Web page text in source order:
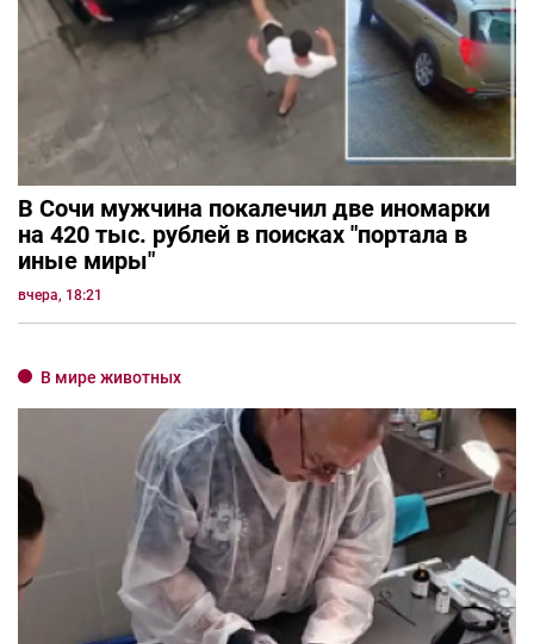
В Сочи мужчина покалечил две иномарки
на 420 тыс. рублей в поисках "портала в
иные миры"
вчера, 18:21
В мире животных